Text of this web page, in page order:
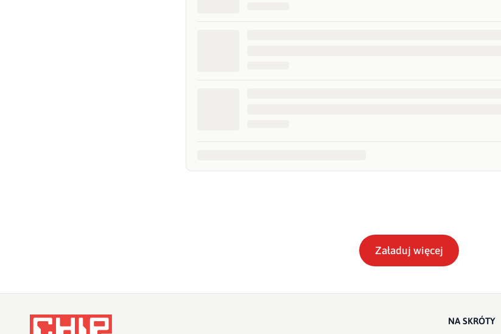
Załaduj więcej
NA SKRÓTY